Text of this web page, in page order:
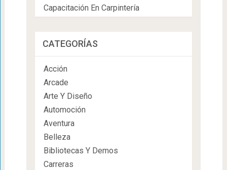
Capacitación En Carpintería
CATEGORÍAS
Acción
Arcade
Arte Y Diseño
Automoción
Aventura
Belleza
Bibliotecas Y Demos
Carreras